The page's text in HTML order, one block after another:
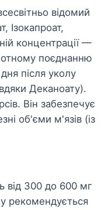
відомий
Ізокапроат,
концентрації —
поєднанню
після уколу
Деканоату).
Він забезпечує
об'єми м'язів (із
від 300 до 600 мг
рекомендується